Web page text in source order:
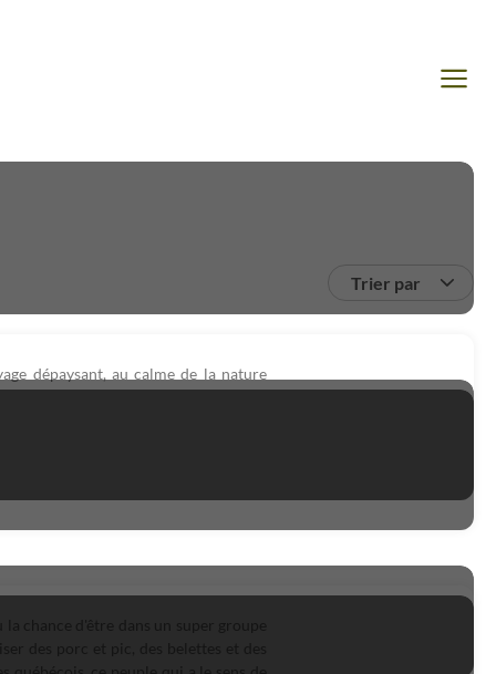
Trier par
dépaysant, au calme de la nature